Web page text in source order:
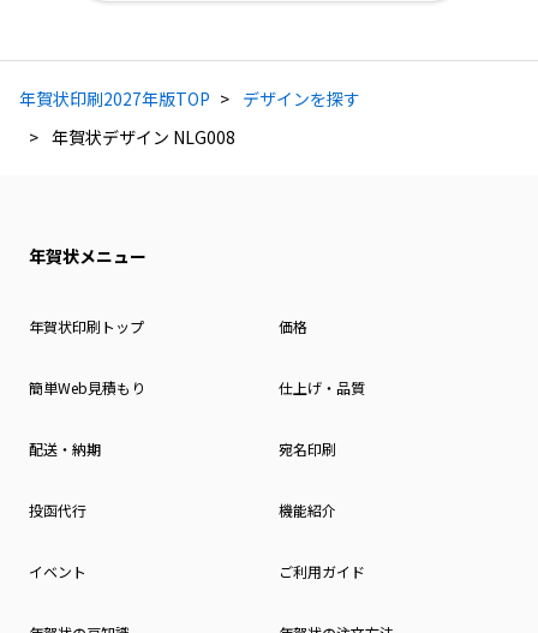
年賀状印刷2027年版TOP
デザインを探す
年賀状デザイン NLG008
年賀状メニュー
年賀状印刷トップ 価格
簡単Web見積もり 仕上げ・品質
配送・納期 宛名印刷
投函代行 機能紹介
イベント ご利用ガイド